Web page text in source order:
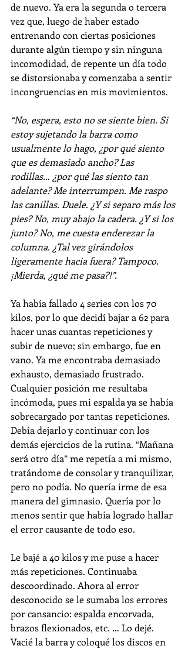
de nuevo. Ya era la segunda o tercera
vez que, luego de haber estado
entrenando con ciertas posiciones
durante algún tiempo y sin ninguna
incomodidad, de repente un día todo
se distorsionaba y comenzaba a sentir
incongruencias en mis movimientos.
“No, espera, esto no se siente bien. Si
estoy sujetando la barra como
usualmente lo hago, ¿por qué siento
que es demasiado ancho? Las
rodillas… ¿por qué las siento tan
adelante? Me interrumpen. Me raspo
las canillas. Duele. ¿Y si separo más los
pies? No, muy abajo la cadera. ¿Y si los
junto? No, me cuesta enderezar la
columna. ¿Tal vez girándolos
ligeramente hacia fuera? Tampoco.
¡Mierda, ¿qué me pasa?!”.
Ya había fallado 4 series con los 70
kilos, por lo que decidí bajar a 62 para
hacer unas cuantas repeticiones y
subir de nuevo; sin embargo, fue en
vano. Ya me encontraba demasiado
exhausto, demasiado frustrado.
Cualquier posición me resultaba
incómoda, pues mi espalda ya se había
sobrecargado por tantas repeticiones.
Debía dejarlo y continuar con los
demás ejercicios de la rutina. “Mañana
será otro día” me repetía a mi mismo,
tratándome de consolar y tranquilizar,
pero no podía. No quería irme de esa
manera del gimnasio. Quería por lo
menos sentir que había logrado hallar
el error causante de todo eso.
Le bajé a 40 kilos y me puse a hacer
más repeticiones. Continuaba
descoordinado. Ahora al error
desconocido se le sumaba los errores
por cansancio: espalda encorvada,
brazos flexionados, etc. … Lo dejé.
Vacié la barra y coloqué los discos en